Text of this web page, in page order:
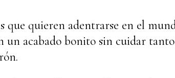
que quieren adentrarse en el
un acabado bonito sin cuidar